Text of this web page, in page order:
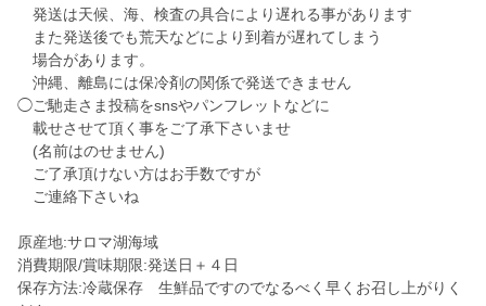
発送は天候、海、検査の具合により遅れる事があります
また発送後でも荒天などにより到着が遅れてしまう
場合があります。
沖縄、離島には保冷剤の関係で発送できません
◯ご馳走さま投稿をsnsやパンフレットなどに
載せさせて頂く事をご了承下さいませ
(名前はのせません)
ご了承頂けない方はお手数ですが
ご連絡下さいね
原産地:サロマ湖海域
消費期限/賞味期限:発送日＋４日
保存方法:冷蔵保存 生鮮品ですのでなるべく早くお召し上がりく